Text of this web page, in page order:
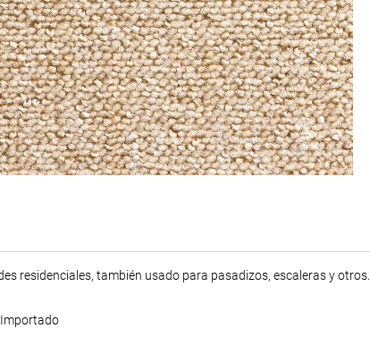
residenciales, también usado para pasadizos, escaleras y otros.
Importado